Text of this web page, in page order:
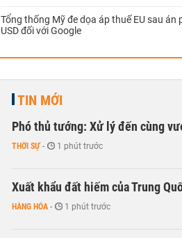
Tổng thống Mỹ đe dọa áp thuế EU sau án
USD đối với Google
TIN MỚI
Phó thủ tướng: Xử lý đến cùng
THỜI SỰ - 1 phút trước
Xuất khẩu đất hiếm của Trung
HÀNG HÓA - 1 phút trước